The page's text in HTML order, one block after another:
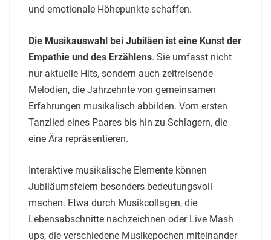
und emotionale Höhepunkte schaffen.
Die Musikauswahl bei Jubiläen ist eine Kunst der
Empathie und des Erzählens. Sie umfasst nicht
nur aktuelle Hits, sondern auch zeitreisende
Melodien, die Jahrzehnte von gemeinsamen
Erfahrungen musikalisch abbilden. Vom ersten
Tanzlied eines Paares bis hin zu Schlagern, die
eine Ära repräsentieren.
Interaktive musikalische Elemente können
Jubiläumsfeiern besonders bedeutungsvoll
machen. Etwa durch Musikcollagen, die
Lebensabschnitte nachzeichnen oder Live Mash
ups, die verschiedene Musikepochen miteinander